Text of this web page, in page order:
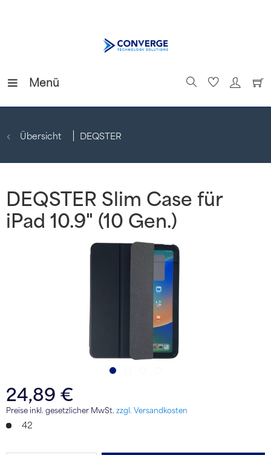
Menü
Übersicht DEQSTER
DEQSTER Slim Case für
iPad 10.9" (10 Gen.)
24,89 €
Preise inkl. gesetzlicher MwSt. zzgl. Versandkosten
42